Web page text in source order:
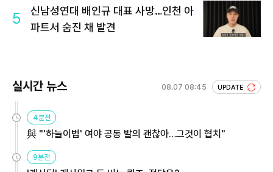
5
신남성연대 배인규 대표 사망…인천 아
파트서 숨진 채 발견
실시간 뉴스 08.07 08:45 UPDATE
4분전
與 "'하늘이법' 여야 공동 발의 괜찮아…그것이 협치"
9분전